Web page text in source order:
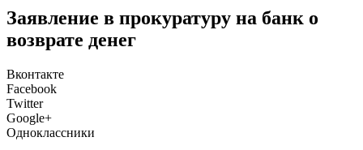
Заявление в прокуратуру на банк о
возврате денег
Вконтакте
Facebook
Twitter
Google+
Одноклассники